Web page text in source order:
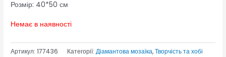
Розмір: 40*50 см
Немає в наявності
Артикул:177436 Категорії:Діамантова мозаїка,Творчість та хобі